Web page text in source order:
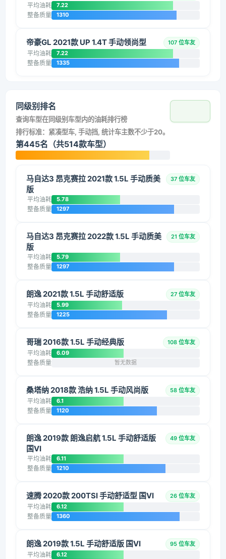
平均油耗 7.22
整备质量 1310
帝豪GL 2021款 UP 1.4T 手动领尚型 107 位车友
平均油耗 7.22
整备质量 1335
同级别排名
查询车型在同级别车型内的油耗排行榜
排行标准：紧凑型车, 手动挡, 统计车主数不少于20。
第445名（共514款车型）
马自达3 昂克赛拉 2021款 1.5L 手动质美
版
37 位车友
平均油耗 5.78
整备质量 1297
马自达3 昂克赛拉 2022款 1.5L 手动质美
版
21 位车友
平均油耗 5.79
整备质量 1297
朗逸 2021款 1.5L 手动舒适版 27 位车友
平均油耗 5.99
整备质量 1225
哥瑞 2016款 1.5L 手动经典版 108 位车友
平均油耗 6.09
整备质量 暂无数据
桑塔纳 2018款 浩纳 1.5L 手动风尚版 58 位车友
平均油耗 6.1
整备质量 1120
朗逸 2019款 朗逸启航 1.5L 手动舒适版
国VI
49 位车友
平均油耗 6.11
整备质量 1210
速腾 2020款 200TSI 手动舒适型 国VI 26 位车友
平均油耗 6.12
整备质量 1360
朗逸 2019款 1.5L 手动舒适版 国VI 95 位车友
平均油耗 6.12